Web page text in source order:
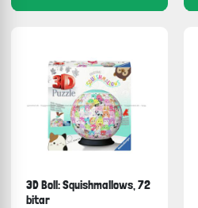
3D Boll: Squishmallows, 72
bitar